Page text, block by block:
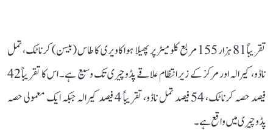
تقریباً 81 ہزار 155 مربع کلومیٹر پر پھیلا ہوا کاویری کا طاس (بیسن) کرناٹک، تمل
ناڈو، کیرالہ اور مرکز کے زیر انتظام علاقے پڈوچیری تک وسیع ہے۔ اس کا تقریباً 42
فیصد حصہ کرناٹک، 54 فیصد تمل ناڈو، تقریباً 4 فیصد کیرالہ جبکہ ایک معمولی حصہ
پڈوچیری میں واقع ہے۔